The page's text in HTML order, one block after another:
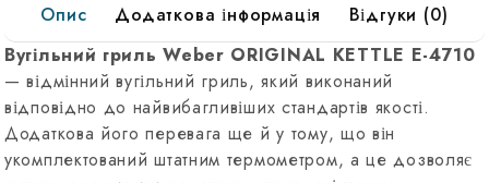
Опис Додаткова інформація
Відгуки (0)
Вугільний гриль Weber ORIGINAL KETTLE Е-4710
— відмінний вугільний гриль, який виконаний
відповідно до найвибагливіших стандартів якості.
Додаткова його перевага ще й у тому, що він
укомплектований штатним термометром, а це дозволяє